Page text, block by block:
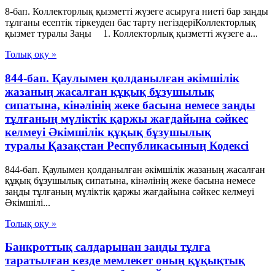
8-бап. Коллекторлық қызметті жүзеге асыруға ниеті бар заңды
тұлғаны есептік тіркеуден бас тарту негіздерiКоллекторлық
қызмет туралы Заңы 1. Коллекторлық қызметті жүзеге а...
Толық оқу »
844-бап. Қаулымен қолданылған әкiмшiлiк
жазаның жасалған құқық бұзушылық
сипатына, кiнәлiнiң жеке басына немесе заңды
тұлғаның мүлiктiк қаржы жағдайына сәйкес
келмеуi Әкімшілік құқық бұзушылық
туралы Қазақстан Республикасының Кодексі
844-бап. Қаулымен қолданылған әкiмшiлiк жазаның жасалған
құқық бұзушылық сипатына, кiнәлiнiң жеке басына немесе
заңды тұлғаның мүлiктiк қаржы жағдайына сәйкес келмеуi
Әкімшілі...
Толық оқу »
Банкроттық салдарынан заңды тұлға
таратылған кезде мемлекет оның құқықтық